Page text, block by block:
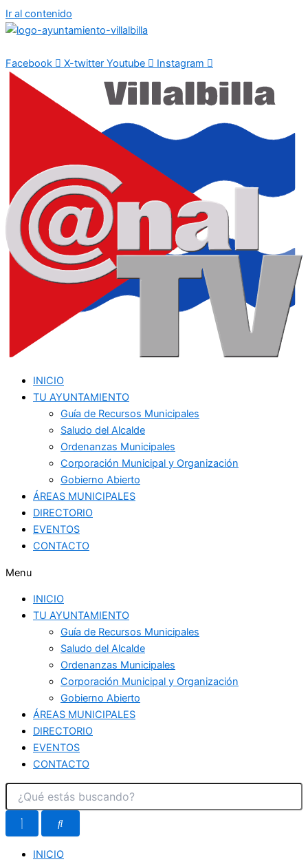
Ir al contenido
Facebook X-twitter Youtube Instagram
INICIO
TU AYUNTAMIENTO
Guía de Recursos Municipales
Saludo del Alcalde
Ordenanzas Municipales
Corporación Municipal y Organización
Gobierno Abierto
ÁREAS MUNICIPALES
DIRECTORIO
EVENTOS
CONTACTO
Menu
INICIO
TU AYUNTAMIENTO
Guía de Recursos Municipales
Saludo del Alcalde
Ordenanzas Municipales
Corporación Municipal y Organización
Gobierno Abierto
ÁREAS MUNICIPALES
DIRECTORIO
EVENTOS
CONTACTO
INICIO